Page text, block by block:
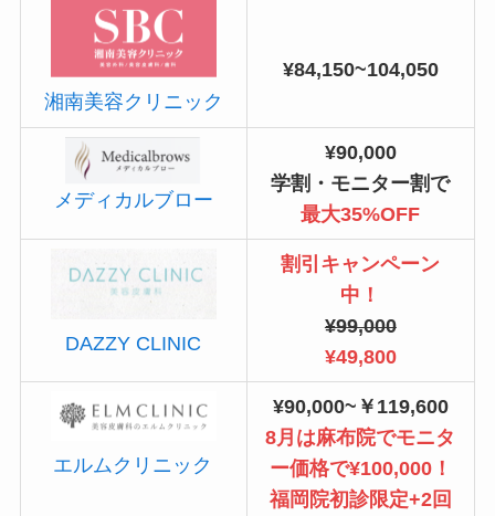
湘南美容クリニック
¥84,150~104,050
メディカルブロー
¥90,000
学割・モニター割で
最大35%OFF
DAZZY CLINIC
割引キャンペーン
中！
¥99,000
¥49,800
エルムクリニック
¥90,000~￥119,600
8月は麻布院でモニタ
ー価格で¥100,000！
福岡院初診限定+2回